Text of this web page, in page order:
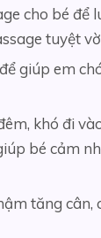
cho bé
tuyệt
giúp em
khó đi
bé cảm
tăng